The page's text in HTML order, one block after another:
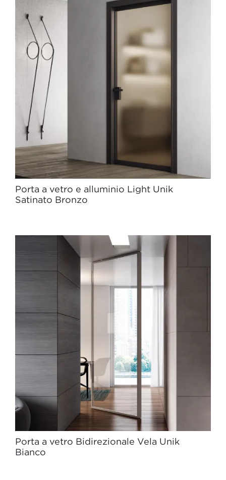
Porta a vetro e alluminio Light Unik
Satinato Bronzo
Porta a vetro Bidirezionale Vela Unik
Bianco